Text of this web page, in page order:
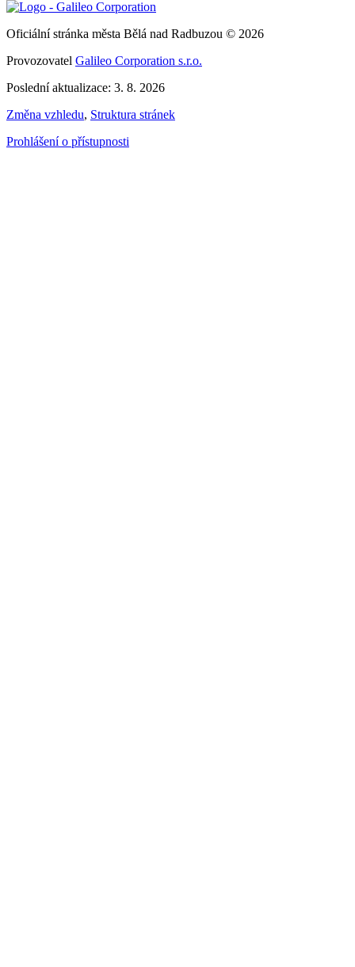
Oficiální stránka města Bělá nad Radbuzou © 2026
Provozovatel Galileo Corporation s.r.o.
Poslední aktualizace: 3. 8. 2026
Změna vzhledu, Struktura stránek
Prohlášení o přístupnosti